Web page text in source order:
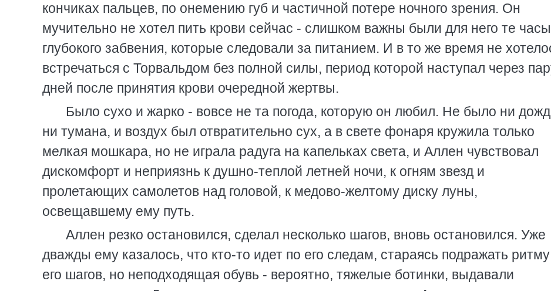
кончиках пальцев, по онемению губ и частичной потере ночного зрения. Он
мучительно не хотел пить крови сейчас - слишком важны были для него те часы
глубокого забвения, которые следовали за питанием. И в то же время не
встречаться с Торвальдом без полной силы, период которой наступал через
дней после принятия крови очередной жертвы.
Было сухо и жарко - вовсе не та погода, которую он любил. Не было ни
ни тумана, и воздух был отвратительно сух, а в свете фонаря кружила только
мелкая мошкара, но не играла радуга на капельках света, и Аллен чувствовал
дискомфорт и неприязнь к душно-теплой летней ночи, к огням звезд и
пролетающих самолетов над головой, к медово-желтому диску луны,
освещавшему ему путь.
Аллен резко остановился, сделал несколько шагов, вновь остановился. Уже
дважды ему казалось, что кто-то идет по его следам, стараясь подражать ритму
его шагов, но неподходящая обувь - вероятно, тяжелые ботинки, выдавали